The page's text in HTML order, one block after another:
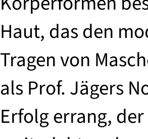
Haut, das den
Tragen von
als Prof. Jägers
Erfolg errang,